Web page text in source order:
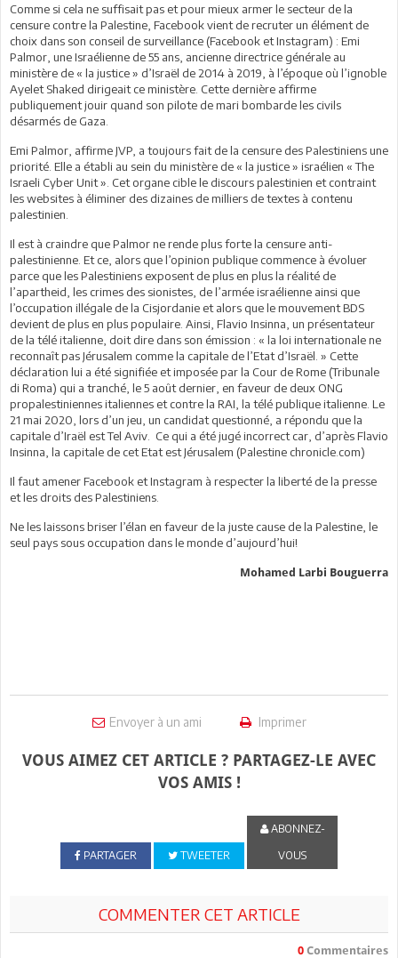
Comme si cela ne suffisait pas et pour mieux armer le secteur de la
censure contre la Palestine, Facebook vient de recruter un élément de
choix dans son conseil de surveillance (Facebook et Instagram) : Emi
Palmor, une Israélienne de 55 ans, ancienne directrice générale au
ministère de « la justice » d’Israël de 2014 à 2019, à l’époque où l’ignoble
Ayelet Shaked dirigeait ce ministère. Cette dernière affirme
publiquement jouir quand son pilote de mari bombarde les civils
désarmés de Gaza.
Emi Palmor, affirme JVP, a toujours fait de la censure des Palestiniens une
priorité. Elle a établi au sein du ministère de « la justice » israélien « The
Israeli Cyber Unit ». Cet organe cible le discours palestinien et contraint
les websites à éliminer des dizaines de milliers de textes à contenu
palestinien.
Il est à craindre que Palmor ne rende plus forte la censure anti-
palestinienne. Et ce, alors que l’opinion publique commence à évoluer
parce que les Palestiniens exposent de plus en plus la réalité de
l’apartheid, les crimes des sionistes, de l’armée israélienne ainsi que
l’occupation illégale de la Cisjordanie et alors que le mouvement BDS
devient de plus en plus populaire. Ainsi, Flavio Insinna, un présentateur
de la télé italienne, doit dire dans son émission : « la loi internationale ne
reconnaît pas Jérusalem comme la capitale de l’Etat d’Israël. » Cette
déclaration lui a été signifiée et imposée par la Cour de Rome (Tribunale
di Roma) qui a tranché, le 5 août dernier, en faveur de deux ONG
propalestiniennes italiennes et contre la RAI, la télé publique italienne. Le
21 mai 2020, lors d’un jeu, un candidat questionné, a répondu que la
capitale d’Iraël est Tel Aviv. Ce qui a été jugé incorrect car, d’après Flavio
Insinna, la capitale de cet Etat est Jérusalem (Palestine chronicle.com)
Il faut amener Facebook et Instagram à respecter la liberté de la presse
et les droits des Palestiniens.
Ne les laissons briser l’élan en faveur de la juste cause de la Palestine, le
seul pays sous occupation dans le monde d’aujourd’hui!
Mohamed Larbi Bouguerra
Envoyer à un ami Imprimer
VOUS AIMEZ CET ARTICLE ? PARTAGEZ-LE AVEC
VOS AMIS !
PARTAGER TWEETER
ABONNEZ-
VOUS
COMMENTER CET ARTICLE
0 Commentaires